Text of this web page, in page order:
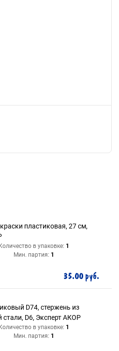
пластиковая, 27 см,
в упаковке: 1
Мин. партия: 1
35.00 руб.
D74, стержень из
стали, D6, Эксперт АКОР
в упаковке: 1
Мин. партия: 1